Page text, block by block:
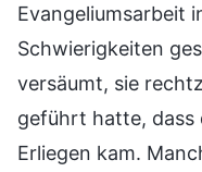
Evangeliumsarbeit
Schwierigkeiten
versäumt, sie
geführt hatte, dass
Erliegen kam.